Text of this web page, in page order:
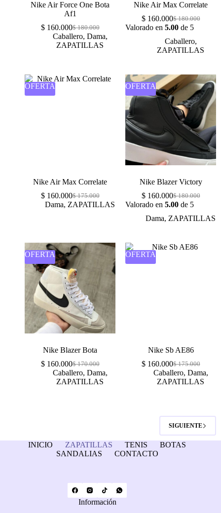
Nike Air Force One Bota
Af1
$180.000
$160.000
Caballero, Dama,
ZAPATILLAS
Nike Air Max Correlate
$180.000
$160.000
Valorado en 5.00 de 5
Caballero,
ZAPATILLAS
OFERTA
Nike Air Max Correlate
$175.000
$160.000
Dama, ZAPATILLAS
OFERTA
Nike Blazer Victory
$180.000
$160.000
Valorado en 5.00 de 5
Dama, ZAPATILLAS
OFERTA
Nike Blazer Bota
$170.000
$160.000
Caballero, Dama,
ZAPATILLAS
OFERTA
Nike Sb AE86
$175.000
$160.000
Caballero, Dama,
ZAPATILLAS
SIGUIENTE
INICIO ZAPATILLAS TENIS
BOTAS
SANDALIAS
CONTACTO
Información